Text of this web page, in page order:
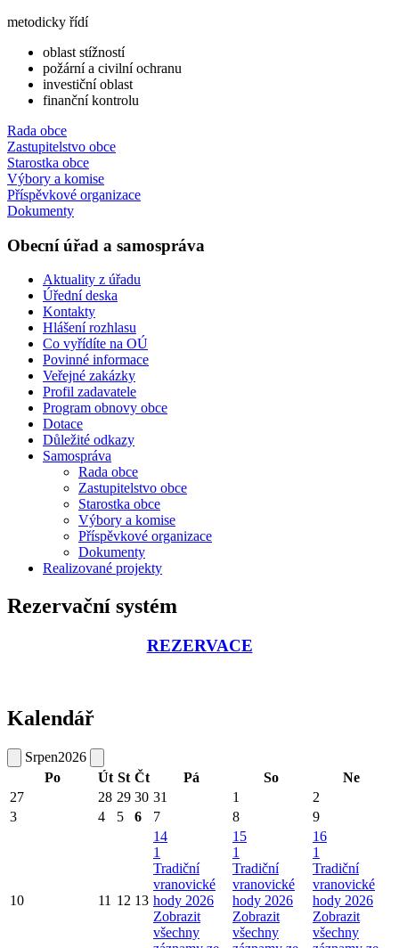
metodicky řídí
oblast stížností
požární a civilní ochranu
investiční oblast
finanční kontrolu
Rada obce
Zastupitelstvo obce
Starostka obce
Výbory a komise
Příspěvkové organizace
Dokumenty
Obecní úřad a samospráva
Aktuality z úřadu
Úřední deska
Kontakty
Hlášení rozhlasu
Co vyřídíte na OÚ
Povinné informace
Veřejné zakázky
Profil zadavatele
Program obnovy obce
Dotace
Důležité odkazy
Samospráva
Rada obce
Zastupitelstvo obce
Starostka obce
Výbory a komise
Příspěvkové organizace
Dokumenty
Realizované projekty
Rezervační systém
REZERVACE
Kalendář
Srpen2026
Po
Út St Čt Pá So
Ne
27
28 29 30 31 1
2
3
4 5 6 7 8 9
10 11 12 13
14
1
Tradiční
vranovické
hody 2026
Zobrazit
všechny
15
1
Tradiční
vranovické
hody 2026
Zobrazit
všechny
16
1
Tradiční
vranovické
hody 2026
Zobrazit
všechny